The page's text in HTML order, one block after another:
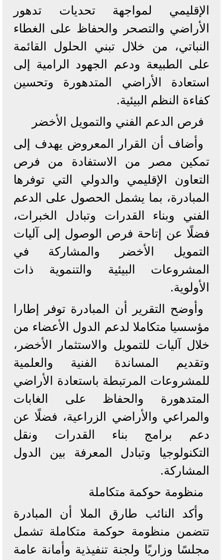
الإقليمي لمواجهة تحديات تدهور
الأراضي والتصحر والحفاظ على الغطاء
النباتي، من خلال تبني الحلول القائمة
على الطبيعة ودعم الجهود الرامية إلى
استعادة الأراضي المتدهورة وتحسين
كفاءة النظم البيئية.
فرص الدعم الفني والتمويل الأخضر
وأضاف أن القرار المعروض يهدف إلى
تمكين مصر من الاستفادة من فرص
التعاون الإقليمي والدولي التي توفرها
المبادرة، بما يشمل الحصول على الدعم
الفني وبناء القدرات وتبادل الخبرات،
فضلًا عن إتاحة فرص الوصول إلى آليات
التمويل الأخضر والمشاركة في
المشروعات البيئية والتنموية ذات
الأولوية.
وأوضح التقرير أن المبادرة توفر إطارا
مؤسسيا متكاملا لدعم الدول الأعضاء من
خلال آليات للتمويل والاستثمار الأخضر،
وتقديم المساندة الفنية والعلمية
للمشروعات المرتبطة باستعادة الأراضي
المتدهورة والحفاظ على الغابات
والمراعي والأراضي الزراعية، فضلًا عن
دعم برامج بناء القدرات ونقل
التكنولوجيا وتبادل المعرفة بين الدول
المشاركة.
منظومة حوكمة متكاملة
وأكد النائب طارق الملا أن المبادرة
تتضمن منظومة حوكمة متكاملة تشمل
مجلسًا وزاريًا ولجنة تنفيذية وأمانة عامة